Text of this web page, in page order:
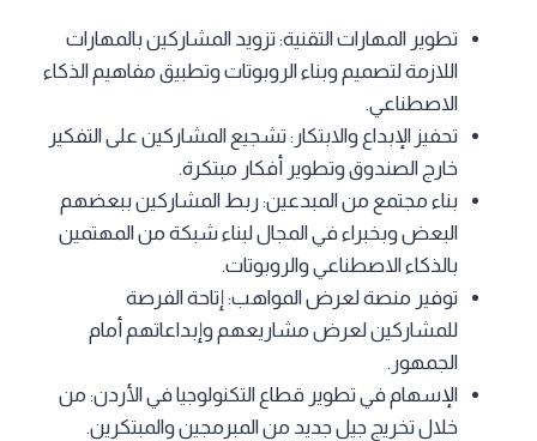
تطوير المهارات التقنية: تزويد المشاركين بالمهارات
اللازمة لتصميم وبناء الروبوتات وتطبيق مفاهيم الذكاء
الاصطناعي.
تحفيز الإبداع والابتكار: تشجيع المشاركين على التفكير
خارج الصندوق وتطوير أفكار مبتكرة.
بناء مجتمع من المبدعين: ربط المشاركين ببعضهم
البعض وبخبراء في المجال لبناء شبكة من المهتمين
بالذكاء الاصطناعي والروبوتات.
توفير منصة لعرض المواهب: إتاحة الفرصة
للمشاركين لعرض مشاريعهم وإبداعاتهم أمام
الجمهور.
الإسهام في تطوير قطاع التكنولوجيا في الأردن: من
خلال تخريج جيل جديد من المبرمجين والمبتكرين.